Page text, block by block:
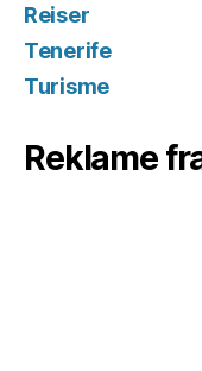
Reiser
Tenerife
Turisme
Reklame